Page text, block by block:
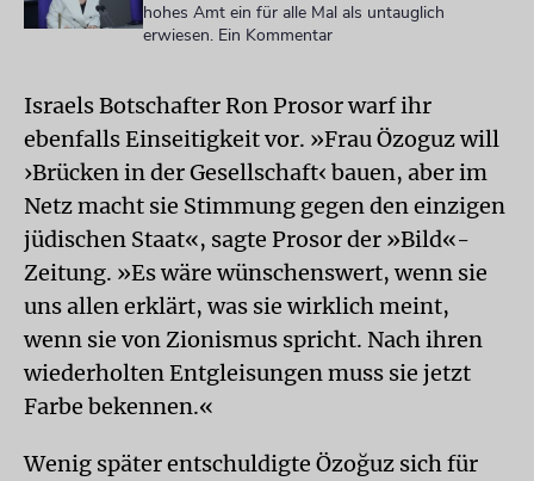
hohes Amt ein für alle Mal als untauglich
erwiesen. Ein Kommentar
Israels Botschafter Ron Prosor warf ihr
ebenfalls Einseitigkeit vor. »Frau Özoguz will
›Brücken in der Gesellschaft‹ bauen, aber im
Netz macht sie Stimmung gegen den einzigen
jüdischen Staat«, sagte Prosor der »Bild«-
Zeitung. »Es wäre wünschenswert, wenn sie
uns allen erklärt, was sie wirklich meint,
wenn sie von Zionismus spricht. Nach ihren
wiederholten Entgleisungen muss sie jetzt
Farbe bekennen.«
Wenig später entschuldigte Özoğuz sich für